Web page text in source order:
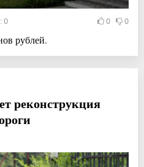
0 0 0
рублей.
реконструкция